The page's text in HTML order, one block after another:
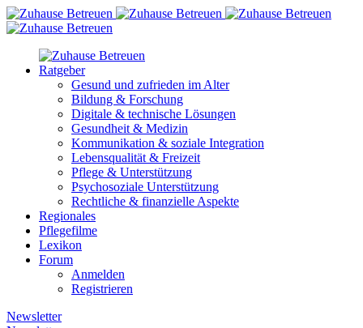
Ratgeber
Gesund und zufrieden im Alter
Bildung & Forschung
Digitale & technische Lösungen
Gesundheit & Medizin
Kommunikation & soziale Integration
Lebensqualität & Freizeit
Pflege & Unterstützung
Psychosoziale Unterstützung
Rechtliche & finanzielle Aspekte
Regionales
Pflegefilme
Lexikon
Forum
Anmelden
Registrieren
Newsletter